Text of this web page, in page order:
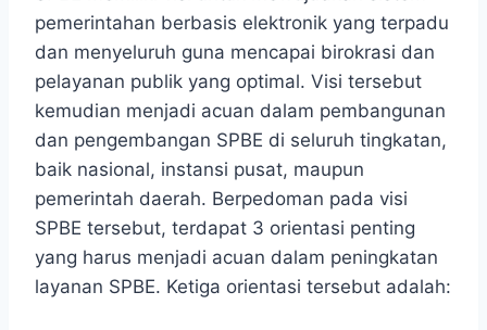
pemerintahan berbasis elektronik yang terpadu
dan menyeluruh guna mencapai birokrasi dan
pelayanan publik yang optimal. Visi tersebut
kemudian menjadi acuan dalam pembangunan
dan pengembangan SPBE di seluruh tingkatan,
baik nasional, instansi pusat, maupun
pemerintah daerah. Berpedoman pada visi
SPBE tersebut, terdapat 3 orientasi penting
yang harus menjadi acuan dalam peningkatan
layanan SPBE. Ketiga orientasi tersebut adalah: